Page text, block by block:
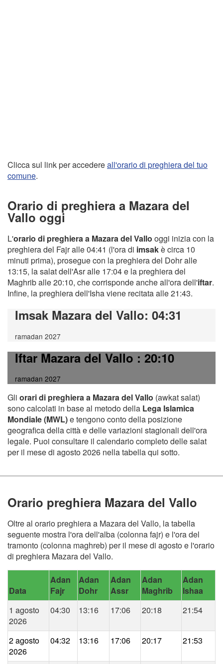
Clicca sul link per accedereall'orario di preghiera del tuo
comune.
Orario di preghiera a Mazara del
Vallo oggi
L'orario di preghiera a Mazara del Vallo oggi inizia con la
preghiera del Fajr alle 04:41 (l'ora di imsakè circa 10
minuti prima), prosegue con la preghiera del Dohr alle
13:15, la salat dell'Asr alle 17:04 e la preghiera del
Maghrib alle 20:10, che corrisponde anche all'ora dell'iftar.
Infine, la preghiera dell'Isha viene recitata alle 21:43.
Imsak Mazara del Vallo: 04:31
ramadan 2027
Iftar Mazara del Vallo: 20:10
ramadan 2027
Gli orari di preghiera a Mazara del Vallo (awkat salat)
sono calcolati in base al metodo della Lega Islamica
Mondiale (MWL)e tengono conto della posizione
geografica della città e delle variazioni stagionali dell'ora
legale. Puoi consultare il calendario completo delle salat
per il mese di agosto 2026 nella tabella qui sotto.
Orario preghiera Mazara del Vallo
Oltre al orario preghiera a Mazara del Vallo, la tabella
seguente mostra l'ora dell'alba (colonna fajr) e l'ora del
tramonto (colonna maghreb) per il mese di agosto e l'orario
di preghiera Mazara del Vallo.
Data
Adan
Fajr
Adan
Dohr
Adan
Assr
Adan
Maghrib
Adan
Ishaa
1 agosto
2026
04:30 13:16 17:06 20:18 21:54
2 agosto
2026
04:32 13:16 17:06 20:17 21:53